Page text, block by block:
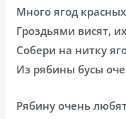
Много ягод
Гроздьями висят,
Собери на нитку
Из рябины бусы
Рябину очень